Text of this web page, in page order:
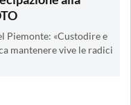
Piemonte: «Custodire e
mantenere vive le radici